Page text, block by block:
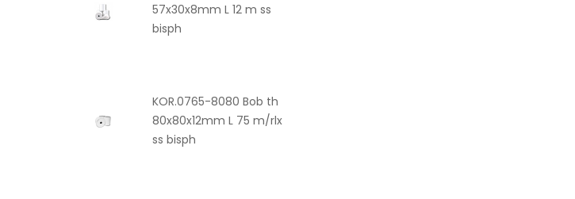
57x30x8mm L 12 m ss
bisph
KOR.0765-8080 Bob th
80x80x12mm L 75 m/rlx
ss bisph